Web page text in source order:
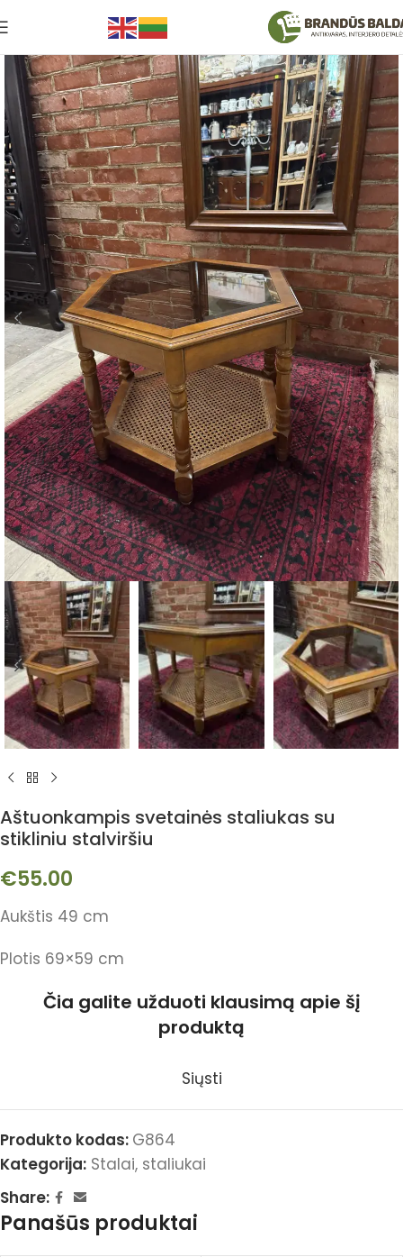
Aštuonkampis svetainės staliukas su
stikliniu stalviršiu
€55.00
Aukštis 49 cm
Plotis 69×59 cm
Čia galite užduoti klausimą apie šį
produktą
Siųsti
Produkto kodas: G864
Kategorija: Stalai, staliukai
Share:
Panašūs produktai